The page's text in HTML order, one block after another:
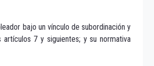
bajo un vínculo de subordinación y
7 y siguientes; y su normativa